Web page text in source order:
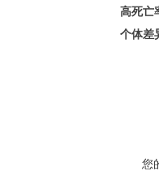
高死亡
个体差
您